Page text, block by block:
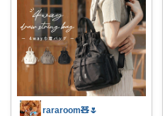
rararoom🧸🌷